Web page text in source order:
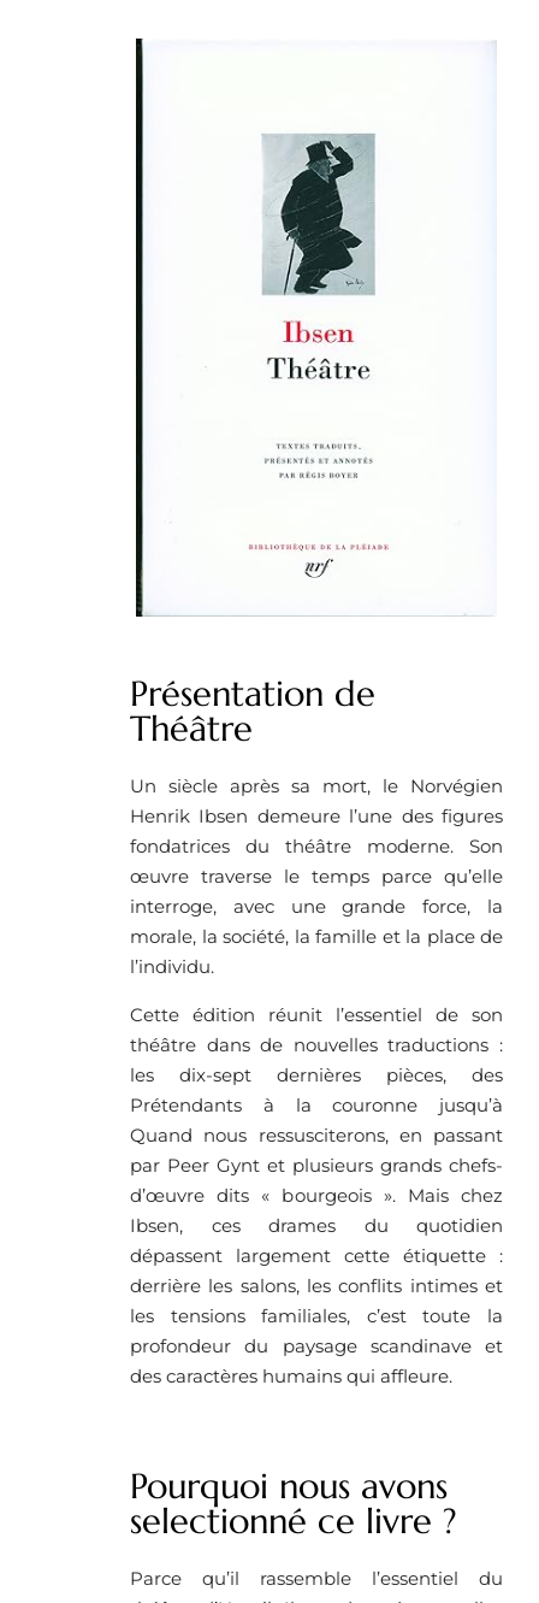
Présentation de
Théâtre
Un siècle après sa mort, le Norvégien
Henrik Ibsen demeure l’une des figures
fondatrices du théâtre moderne. Son
œuvre traverse le temps parce qu’elle
interroge, avec une grande force, la
morale, la société, la famille et la place de
l’individu.
Cette édition réunit l’essentiel de son
théâtre dans de nouvelles traductions :
les dix-sept dernières pièces, des
Prétendants à la couronne jusqu’à
Quand nous ressusciterons, en passant
par Peer Gynt et plusieurs grands chefs-
d’œuvre dits « bourgeois ». Mais chez
Ibsen, ces drames du quotidien
dépassent largement cette étiquette :
derrière les salons, les conflits intimes et
les tensions familiales, c’est toute la
profondeur du paysage scandinave et
des caractères humains qui affleure.
Pourquoi nous avons
selectionné ce livre ?
Parce qu’il rassemble l’essentiel du